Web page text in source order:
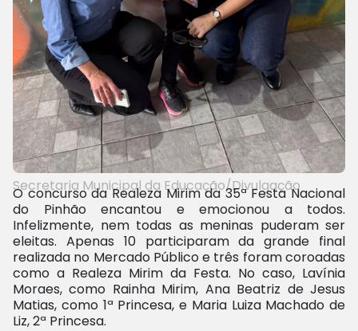
Secretaria Municipal da Educação/Divulgação
O concurso da Realeza Mirim da 35ª Festa Nacional
do Pinhão encantou e emocionou a todos.
Infelizmente, nem todas as meninas puderam ser
eleitas. Apenas 10 participaram da grande final
realizada no Mercado Público e três foram coroadas
como a Realeza Mirim da Festa. No caso, Lavínia
Moraes, como Rainha Mirim, Ana Beatriz de Jesus
Matias, como 1ª Princesa, e Maria Luiza Machado de
Liz, 2ª Princesa.